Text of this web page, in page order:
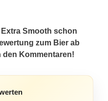
Smooth schon
zum Bier ab
den Kommentaren!